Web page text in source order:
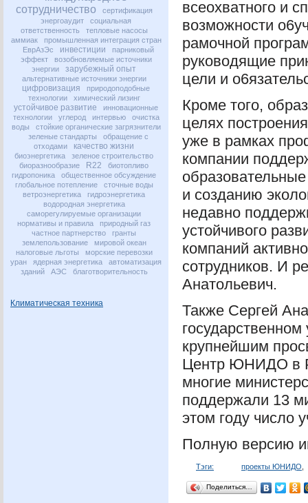
сотрудничество
сертификация
энергоаудит
социальная
ответственность
тепловые насосы
аммиак
промышленная интеграция стран
ЕврАзЭс
инвестиции
парниковый
эффект
возобновляемые источники
энергии
зарубежный опыт
альтернативные источники энергии
цифровизация
природоподобные
технологии
химический лизинг
устойчивое развитие
инновационные
технологии
углерод интервью
очистка
воды
стойкие органические загрязнители
зеленые стандарты
обращение с
отходами
качество жизни
биоэнергетика
зеленое строительство
биоразнообразие
R22
биотопливо
гидропоника
общественное обсуждение
глобальное потепление
сточные воды
ветроэнергетика
гидроэнергетика
водородная энергетика
саморегулируемые организации
нормативы и правила
природный газ
частное партнерство
гранты
землепользование
мировой океан
налоговые льготы
морские перевозки
уран
ядерная энергетика
автоматизация
зданий
АЭС благотворительность
Климатическая техника
всеохватного и
возможности
рамочной
руководящие
цели и
Кроме того,
целях
уже в рамках
компании
и созданию
недавно
устойчивого
компаний
сотрудников. И
Анатольевич.
Также Сергей
крупнейшим
Центр ЮНИДО в
многие
поддержали 13
этом году число
Полную версию
Тэги: проекты ЮНИДО
Поделиться…